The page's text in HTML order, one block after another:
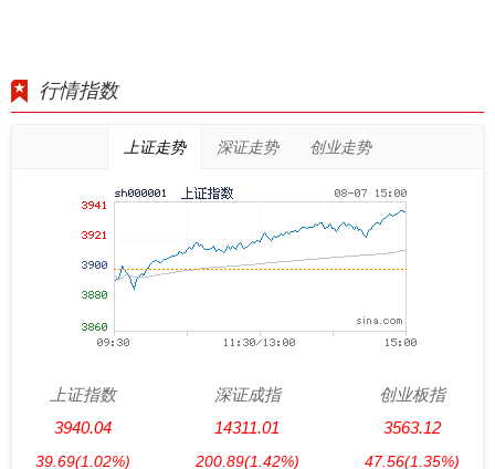
行情指数
上证走势 深证走势 创业走势
上证指数
3940.04
39.69(1.02%)
深证成指
14311.01
200.89(1.42%)
创业板指
3563.12
47.56(1.35%)